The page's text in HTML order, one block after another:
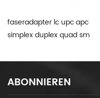
faseradapter lc upc apc
simplex duplex quad sm
ABONNIEREN